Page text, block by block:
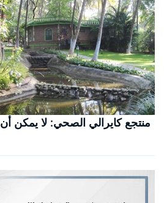
منتجع كايرالي الصحي: لا يمكن